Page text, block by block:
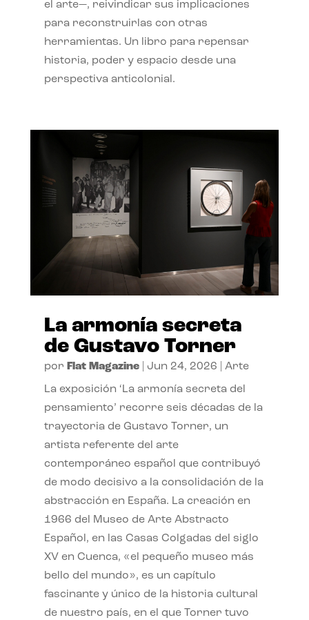
el arte—, reivindicar sus implicaciones
para reconstruirlas con otras
herramientas. Un libro para repensar
historia, poder y espacio desde una
perspectiva anticolonial.
La armonía secreta
de Gustavo Torner
por Flat Magazine| Jun 24, 2026 Arte
La exposición ‘La armonía secreta del
pensamiento’ recorre seis décadas de la
trayectoria de Gustavo Torner, un
artista referente del arte
contemporáneo español que contribuyó
de modo decisivo a la consolidación de la
abstracción en España. La creación en
1966 del Museo de Arte Abstracto
Español, en las Casas Colgadas del siglo
XV en Cuenca, «el pequeño museo más
bello del mundo», es un capítulo
fascinante y único de la historia cultural
de nuestro país, en el que Torner tuvo